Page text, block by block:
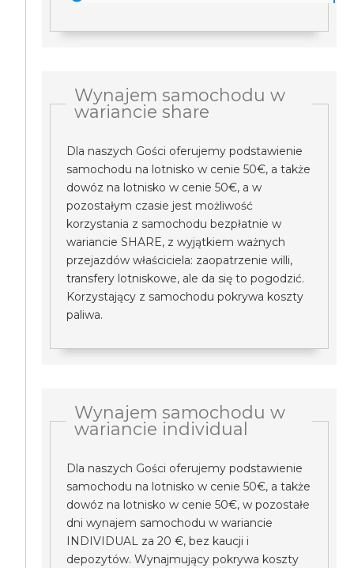
Wynajem samochodu w
wariancie share
Dla naszych Gości oferujemy podstawienie
samochodu na lotnisko w cenie 50€, a także
dowóz na lotnisko w cenie 50€, a w
pozostałym czasie jest możliwość
korzystania z samochodu bezpłatnie w
wariancie SHARE, z wyjątkiem ważnych
przejazdów właściciela: zaopatrzenie willi,
transfery lotniskowe, ale da się to pogodzić.
Korzystający z samochodu pokrywa koszty
paliwa.
Wynajem samochodu w
wariancie individual
Dla naszych Gości oferujemy podstawienie
samochodu na lotnisko w cenie 50€, a także
dowóz na lotnisko w cenie 50€, w pozostałe
dni wynajem samochodu w wariancie
INDIVIDUAL za 20 €, bez kaucji i
depozytów. Wynajmujący pokrywa koszty